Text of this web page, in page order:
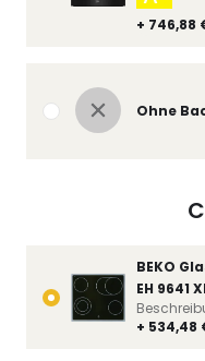
+ 746,88
Ohne
BEKO
EH 9641
+ 534,48